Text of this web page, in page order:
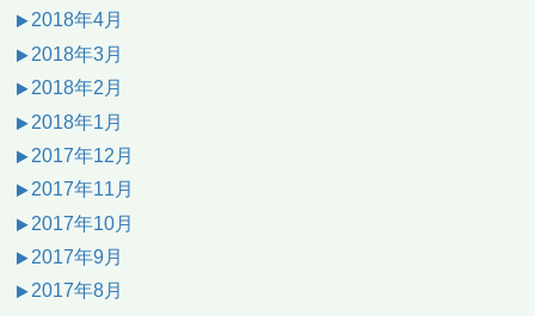
2018年4月
2018年3月
2018年2月
2018年1月
2017年12月
2017年11月
2017年10月
2017年9月
2017年8月